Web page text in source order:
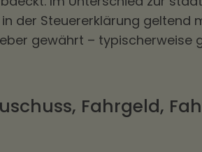
der Steuererklärung geltend
gewährt – typischerweise
Fahrgeld,